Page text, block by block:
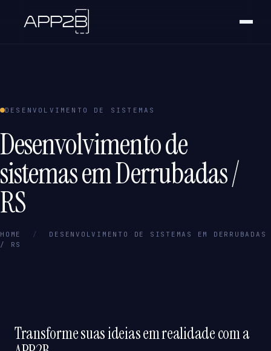
DESENVOLVIMENTO DE SISTEMAS
Desenvolvimento de
sistemas em Derrubadas /
RS
HOME /
DESENVOLVIMENTO DE SISTEMAS EM DERRUBADAS
/ RS
Transforme suas ideias em realidade com a